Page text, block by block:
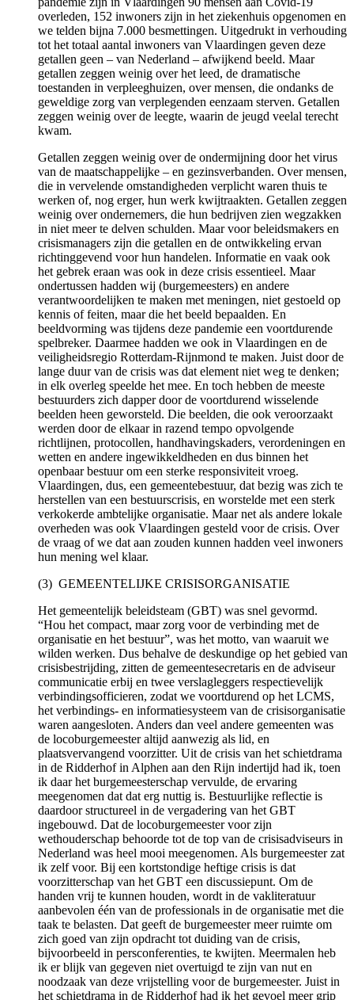
overleden, 152 inwoners zijn in het ziekenhuis opgenomen en
we telden bijna 7.000 besmettingen. Uitgedrukt in verhouding
tot het totaal aantal inwoners van Vlaardingen geven deze
getallen geen – van Nederland – afwijkend beeld. Maar
getallen zeggen weinig over het leed, de dramatische
toestanden in verpleeghuizen, over mensen, die ondanks de
geweldige zorg van verplegenden eenzaam sterven. Getallen
zeggen weinig over de leegte, waarin de jeugd veelal terecht
kwam.
Getallen zeggen weinig over de ondermijning door het virus
van de maatschappelijke – en gezinsverbanden. Over mensen,
die in vervelende omstandigheden verplicht waren thuis te
werken of, nog erger, hun werk kwijtraakten. Getallen zeggen
weinig over ondernemers, die hun bedrijven zien wegzakken
in niet meer te delven schulden. Maar voor beleidsmakers en
crisismanagers zijn die getallen en de ontwikkeling ervan
richtinggevend voor hun handelen. Informatie en vaak ook
het gebrek eraan was ook in deze crisis essentieel. Maar
ondertussen hadden wij (burgemeesters) en andere
verantwoordelijken te maken met meningen, niet gestoeld op
kennis of feiten, maar die het beeld bepaalden. En
beeldvorming was tijdens deze pandemie een voortdurende
spelbreker. Daarmee hadden we ook in Vlaardingen en de
veiligheidsregio Rotterdam-Rijnmond te maken. Juist door de
lange duur van de crisis was dat element niet weg te denken;
in elk overleg speelde het mee. En toch hebben de meeste
bestuurders zich dapper door de voortdurend wisselende
beelden heen geworsteld. Die beelden, die ook veroorzaakt
werden door de elkaar in razend tempo opvolgende
richtlijnen, protocollen, handhavingskaders, verordeningen en
wetten en andere ingewikkeldheden en dus binnen het
openbaar bestuur om een sterke responsiviteit vroeg.
Vlaardingen, dus, een gemeentebestuur, dat bezig was zich te
herstellen van een bestuurscrisis, en worstelde met een sterk
verkokerde ambtelijke organisatie. Maar net als andere lokale
overheden was ook Vlaardingen gesteld voor de crisis. Over
de vraag of we dat aan zouden kunnen hadden veel inwoners
hun mening wel klaar.
(3) GEMEENTELIJKE CRISISORGANISATIE
Het gemeentelijk beleidsteam (GBT) was snel gevormd.
“Hou het compact, maar zorg voor de verbinding met de
organisatie en het bestuur”, was het motto, van waaruit we
wilden werken. Dus behalve de deskundige op het gebied van
crisisbestrijding, zitten de gemeentesecretaris en de adviseur
communicatie erbij en twee verslagleggers respectievelijk
verbindingsofficieren, zodat we voortdurend op het LCMS,
het verbindings- en informatiesysteem van de crisisorganisatie
waren aangesloten. Anders dan veel andere gemeenten was
de locoburgemeester altijd aanwezig als lid, en
plaatsvervangend voorzitter. Uit de crisis van het schietdrama
in de Ridderhof in Alphen aan den Rijn indertijd had ik, toen
ik daar het burgemeesterschap vervulde, de ervaring
meegenomen dat dat erg nuttig is. Bestuurlijke reflectie is
daardoor structureel in de vergadering van het GBT
ingebouwd. Dat de locoburgemeester voor zijn
wethouderschap behoorde tot de top van de crisisadviseurs in
Nederland was heel mooi meegenomen. Als burgemeester zat
ik zelf voor. Bij een kortstondige heftige crisis is dat
voorzitterschap van het GBT een discussiepunt. Om de
handen vrij te kunnen houden, wordt in de vakliteratuur
aanbevolen één van de professionals in de organisatie met die
taak te belasten. Dat geeft de burgemeester meer ruimte om
zich goed van zijn opdracht tot duiding van de crisis,
bijvoorbeeld in persconferenties, te kwijten. Meermalen heb
ik er blijk van gegeven niet overtuigd te zijn van nut en
noodzaak van deze vrijstelling voor de burgemeester. Juist in
het schietdrama in de Ridderhof had ik het gevoel meer grip